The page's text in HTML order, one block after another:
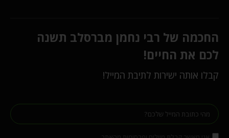
החכמה של רבי נחמן מברסלב תשנה
לכם את החיים!
קבלו אותה ישירות לתיבת המייל!